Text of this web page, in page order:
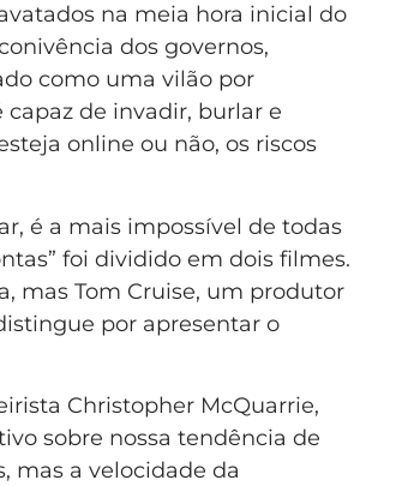
na meia hora inicial do
dos governos,
como uma vilão por
de invadir, burlar e
online ou não, os riscos
é a mais impossível de todas
foi dividido em dois filmes.
mas Tom Cruise, um produtor
por apresentar o
Christopher McQuarrie,
sobre nossa tendência de
mas a velocidade da